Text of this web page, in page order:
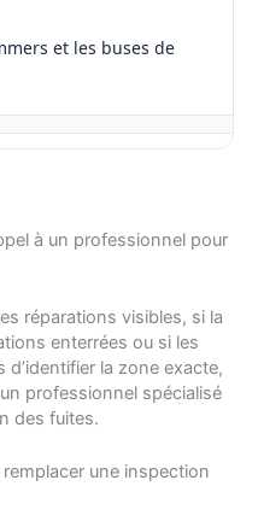
et les buses de
à un professionnel pour
réparations visibles, si la
enterrées ou si les
la zone exacte,
professionnel spécialisé
des fuites.
une inspection